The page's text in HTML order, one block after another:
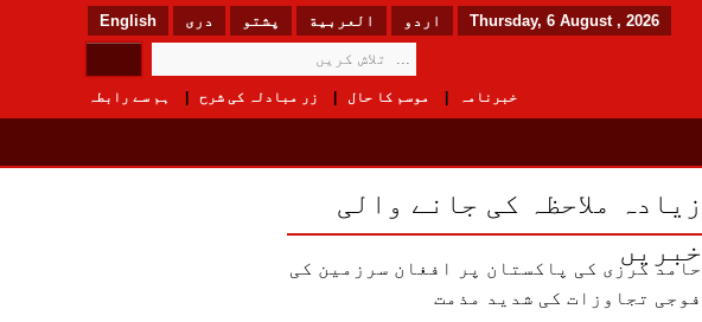
English دری پشتو العربیة اردو Thursday, 6 August , 2026
ہم سے رابطہ زر مبادلہ کی شرح موسم کا حال خبرنامہ
زیادہ ملاحظہ کی جانے والی
خبریں
حامد کرزی کی پاکستان پر افغان سرزمین کی
فوجی تجاوزات کی شدید مذمت